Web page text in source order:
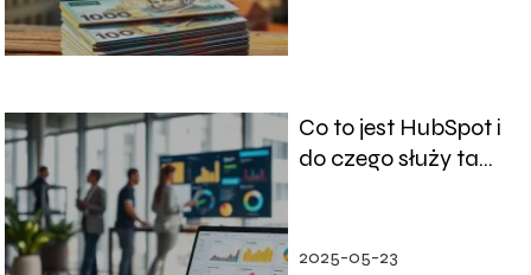
Co to jest HubSpot i
do czego służy ta
2025-05-23